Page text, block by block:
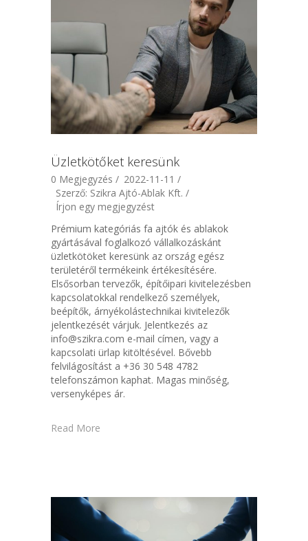
Üzletkötőket keresünk
0 Megjegyzés / 2022-11-11 /
Szerző: Szikra Ajtó-Ablak Kft. /
Írjon egy megjegyzést
Prémium kategóriás fa ajtók és ablakok
gyártásával foglalkozó vállalkozáskánt
üzletkötöket keresünk az ország egész
területéről termékeink értékesítésére.
Elsősorban tervezők, építőipari kivitelezésben
kapcsolatokkal rendelkező személyek,
beépítők, árnyékolástechnikai kivitelezők
jelentkezését várjuk. Jelentkezés az
info@szikra.com e-mail címen, vagy a
kapcsolati ürlap kitöltésével. Bővebb
felvilágosítást a +36 30 548 4782
telefonszámon kaphat. Magas minőség,
versenyképes ár.
Read More